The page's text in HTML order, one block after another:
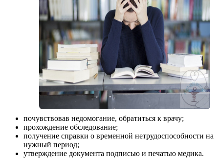
почувствовав недомогание, обратиться к врачу;
прохождение обследование;
получение справки о временной нетрудоспособности на
нужный период;
утверждение документа подписью и печатью медика.